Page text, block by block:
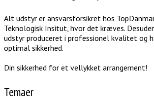
Alt udstyr er ansvarsforsikret hos
Teknologisk Insitut, hvor det kræves.
udstyr produceret i professionel kvalitet og
optimal sikkerhed.
Din sikkerhed for et vellykket arrangement!
Temaer